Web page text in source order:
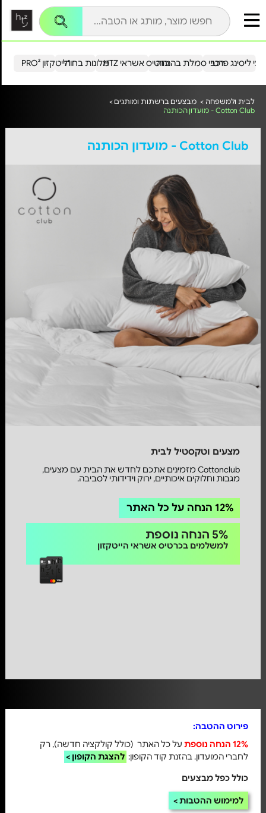
הייטקזון PRO²מלונות בחו"ל כרטיס אשראי HTZ ליסינג פרטירכבי סמלת בהנחה
לבית ולמשפחה > מבצעים ברשתות ומותגים >
Cotton Club - מועדון הכותנה
Cotton Club - מועדון הכותנה
מצעים וטקסטיל לבית
Cottonclub מזמינים אתכם לחדש את הבית עם מצעים,
מגבות וחלוקים איכותיים, ירוק וידידותי לסביבה.
12% הנחה על כל האתר
5% הנחה נוספת
למשלמים בכרטיס אשראי הייטקזון
פירוט ההטבה:
12% הנחה נוספת
על כל האתר (כולל קולקציה חדשה), רק
לחברי המועדון. בהזנת קוד הקופון: להצגת הקופון >
כולל כפל מבצעים
למימוש ההטבות